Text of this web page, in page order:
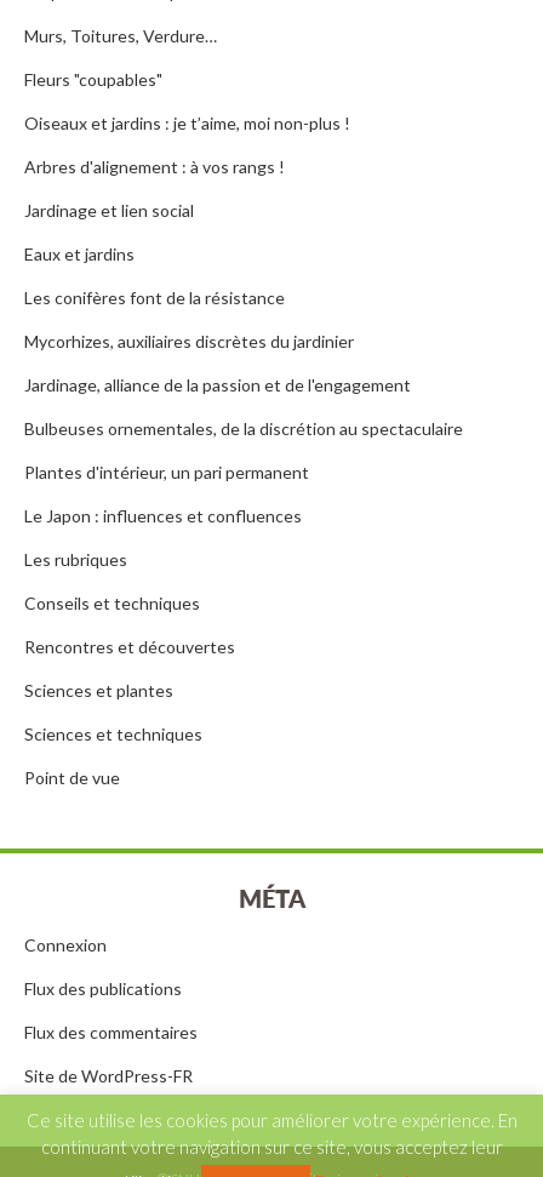
Murs, Toitures, Verdure…
Fleurs "coupables"
Oiseaux et jardins : je t’aime, moi non-plus !
Arbres d'alignement : à vos rangs !
Jardinage et lien social
Eaux et jardins
Les conifères font de la résistance
Mycorhizes, auxiliaires discrètes du jardinier
Jardinage, alliance de la passion et de l'engagement
Bulbeuses ornementales, de la discrétion au spectaculaire
Plantes d'intérieur, un pari permanent
Le Japon : influences et confluences
Les rubriques
Conseils et techniques
Rencontres et découvertes
Sciences et plantes
Sciences et techniques
Point de vue
MÉTA
Connexion
Flux des publications
Flux des commentaires
Site de WordPress-FR
Ce site utilise les cookies pour améliorer votre expérience. En
continuant votre navigation sur ce site, vous acceptez leur